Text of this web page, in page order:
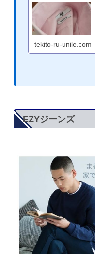
tekito-ru-unile.com
EZYジーンズ